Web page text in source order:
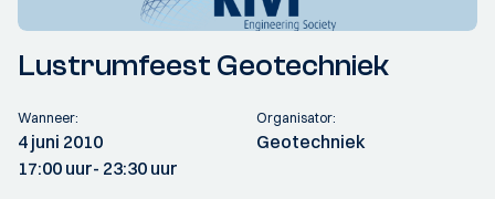
Lustrumfeest Geotechniek
Wanneer:
4 juni 2010
17:00 uur- 23:30 uur
Organisator:
Geotechniek